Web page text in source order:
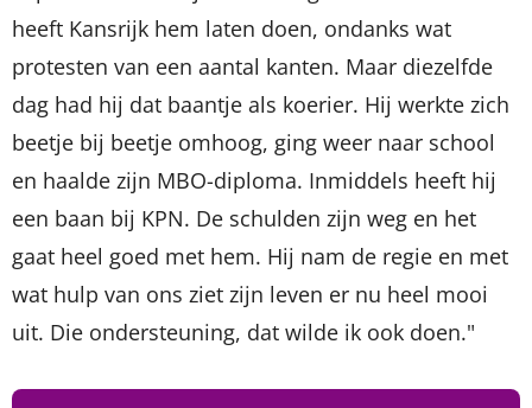
heeft Kansrijk hem laten doen, ondanks wat
protesten van een aantal kanten. Maar diezelfde
dag had hij dat baantje als koerier. Hij werkte zich
beetje bij beetje omhoog, ging weer naar school
en haalde zijn MBO-diploma. Inmiddels heeft hij
een baan bij KPN. De schulden zijn weg en het
gaat heel goed met hem. Hij nam de regie en met
wat hulp van ons ziet zijn leven er nu heel mooi
uit. Die ondersteuning, dat wilde ik ook doen."